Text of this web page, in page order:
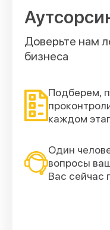
Доверьте нам
бизнеса
Подберем,
каждом
Один
вопросы
Вас сейчас